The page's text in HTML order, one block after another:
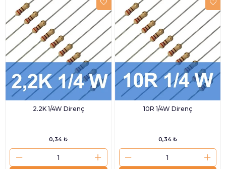
2.2K 1/4W Direnç
0,34 ₺
10R 1/4W Direnç
0,34 ₺